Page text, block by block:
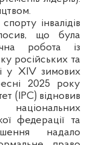
інвалідів
що була
робота із
російських та
у ХІV зимових
2025 року
(IPC) відновив
федерації та
надало